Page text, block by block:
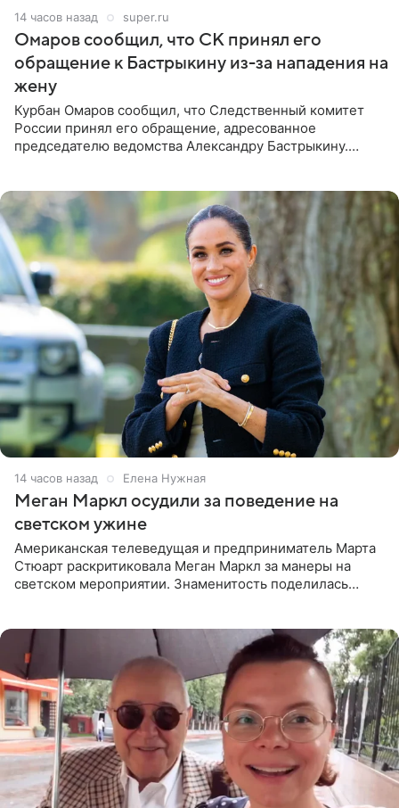
14 часов назад super.ru
Омаров сообщил, что СК принял его
обращение к Бастрыкину из-за нападения на
жену
Курбан Омаров сообщил, что Следственный комитет
России принял его обращение, адресованное
председателю ведомства Александру Бастрыкину.
14 часов назад Елена Нужная
Меган Маркл осудили за поведение на
светском ужине
Американская телеведущая и предприниматель Марта
Стюарт раскритиковала Меган Маркл за манеры на
светском мероприятии. Знаменитость поделилась